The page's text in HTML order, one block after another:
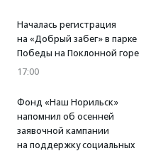
Началась регистрация
на «Добрый забег» в парке
Победы на Поклонной горе
17:00
Фонд «Наш Норильск»
напомнил об осенней
заявочной кампании
на поддержку социальных